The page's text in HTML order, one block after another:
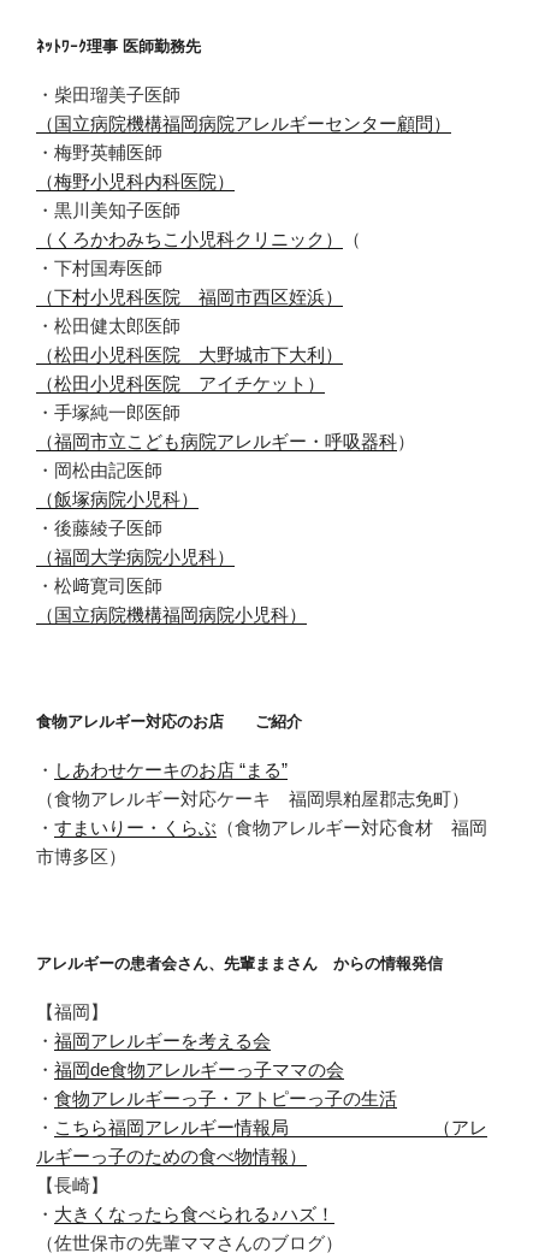
ﾈｯﾄﾜｰｸ理事 医師勤務先
・柴田瑠美子医師
（国立病院機構福岡病院アレルギーセンター顧問）
・梅野英輔医師
（梅野小児科内科医院）
・黒川美知子医師
（くろかわみちこ小児科クリニック）
（
・下村国寿医師
（下村小児科医院 福岡市西区姪浜）
・松田健太郎医師
（松田小児科医院 大野城市下大利）
（松田小児科医院 アイチケット）
・手塚純一郎医師
（福岡市立こども病院アレルギー・呼吸器科）
・岡松由記医師
（飯塚病院小児科）
・後藤綾子医師
（福岡大学病院小児科）
・松﨑寛司医師
（国立病院機構福岡病院小児科）
食物アレルギー対応のお店 ご紹介
・ しあわせケーキのお店 “まる”
（食物アレルギー対応ケーキ 福岡県粕屋郡志免町）
・ すまいりー・くらぶ （食物アレルギー対応食材 福岡
市博多区）
アレルギーの患者会さん、先輩ままさん からの情報発信
【福岡】
・ 福岡アレルギーを考える会
・ 福岡de食物アレルギーっ子ママの会
・ 食物アレルギーっ子・アトピーっ子の生活
・ こちら福岡アレルギー情報局 （アレ
ルギーっ子のための食べ物情報）
【長崎】
・ 大きくなったら食べられる♪ハズ！
（佐世保市の先輩ママさんのブログ）